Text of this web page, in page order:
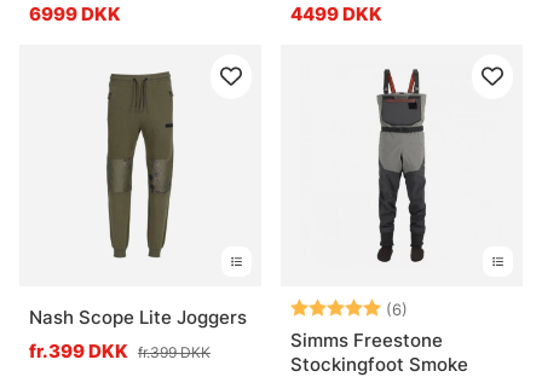
6999 DKK
4499 DKK
Nash Scope Lite Joggers
fr.399 DKK fr.399 DKK
Vurdering: (6)
Simms Freestone
Stockingfoot Smoke